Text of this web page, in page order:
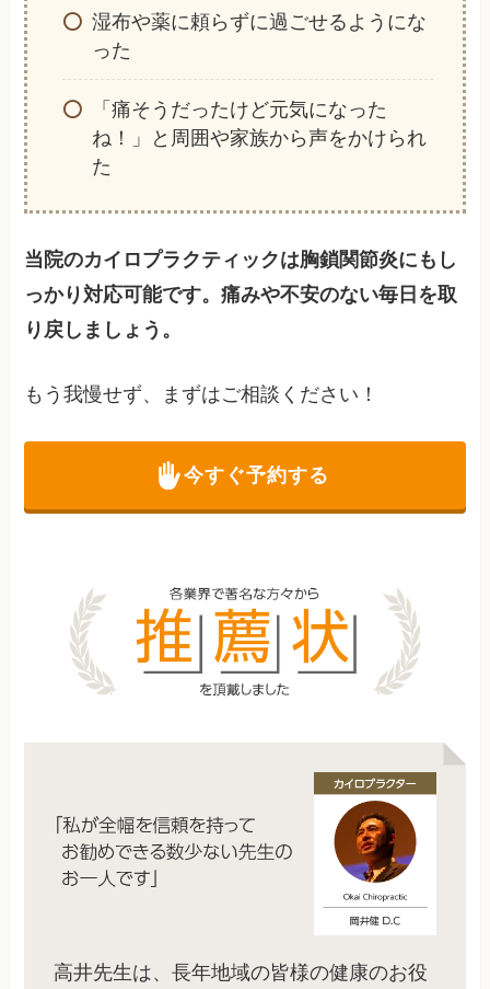
湿布や薬に頼らずに過ごせるようにな
った
「痛そうだったけど元気になった
ね！」と周囲や家族から声をかけられ
た
当院のカイロプラクティックは胸鎖関節炎にもし
っかり対応可能です。痛みや不安のない毎日を取
り戻しましょう。
もう我慢せず、まずはご相談ください！
今すぐ予約する
高井先生は、長年地域の皆様の健康のお役